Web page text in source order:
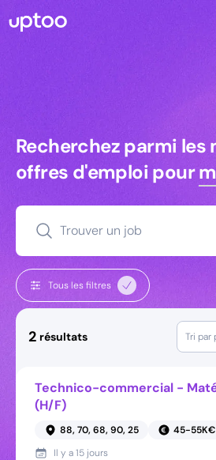
Recherchez parmi
Recherchez parmi les
offres d'emploi pour
Trouver un job
Tous les filtres
2 résultats Tri par
Technico-commercial -
(H/F)
88, 70, 68, 90, 25
45-55K€
Il y a15 jours